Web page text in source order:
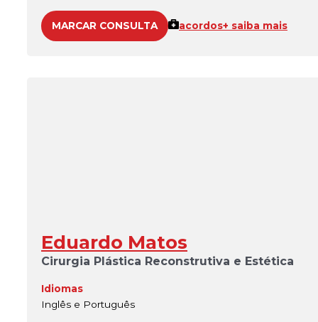
MARCAR CONSULTA acordos+ saiba mais
Eduardo Matos
Cirurgia Plástica Reconstrutiva e Estética
Idiomas
Inglês e Português